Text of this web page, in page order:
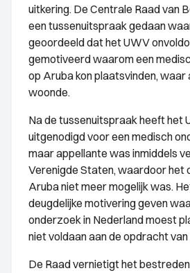
uitkering. De Centrale Raad van
een tussenuitspraak gedaan
geoordeeld dat het UWV
gemotiveerd waarom een
op Aruba kon plaatsvinden, waar
woonde.
Na de tussenuitspraak heeft het
uitgenodigd voor een medisch
maar appellante was inmiddels
Verenigde Staten, waardoor het
Aruba niet meer mogelijk was.
deugdelijke motivering geven
onderzoek in Nederland moest
niet voldaan aan de opdracht van
De Raad vernietigt het